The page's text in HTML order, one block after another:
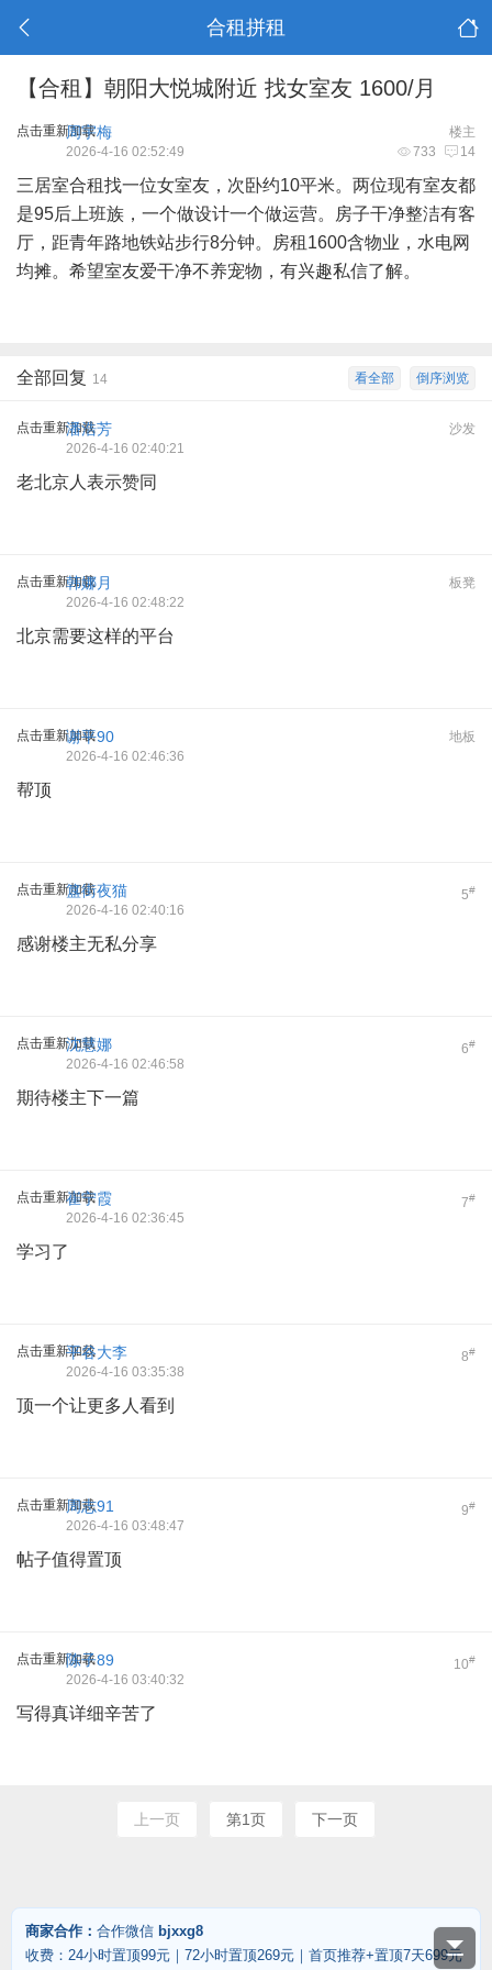
合租拼租
【合租】朝阳大悦城附近 找女室友 1600/月
点击重新加载 楼主
周宇梅
733 14
2026-4-16 02:52:49
三居室合租找一位女室友，次卧约10平米。两位现有室友都
是95后上班族，一个做设计一个做运营。房子干净整洁有客
厅，距青年路地铁站步行8分钟。房租1600含物业，水电网
均摊。希望室友爱干净不养宠物，有兴趣私信了解。
倒序浏览
看全部
全部回复 14
点击重新加载 沙发
潘浩芳
2026-4-16 02:40:21
老北京人表示赞同
点击重新加载 板凳
韩娜月
2026-4-16 02:48:22
北京需要这样的平台
点击重新加载 地板
谢平90
2026-4-16 02:46:36
帮顶
点击重新加载 5#
簋街夜猫
2026-4-16 02:40:16
感谢楼主无私分享
点击重新加载 6#
沈慧娜
2026-4-16 02:46:58
期待楼主下一篇
点击重新加载 7#
崔宁霞
2026-4-16 02:36:45
学习了
点击重新加载 8#
平谷大李
2026-4-16 03:35:38
顶一个让更多人看到
点击重新加载 9#
周志91
2026-4-16 03:48:47
帖子值得置顶
点击重新加载 10#
陈子89
2026-4-16 03:40:32
写得真详细辛苦了
上一页 第1页 下一页
商家合作： 合作微信 bjxxg8
收费：24小时置顶99元｜72小时置顶269元｜首页推荐+置顶7天699元